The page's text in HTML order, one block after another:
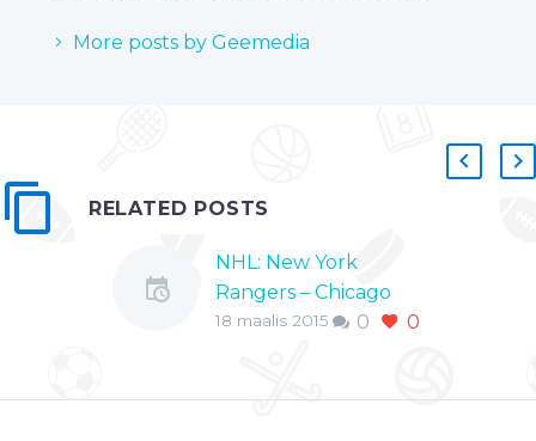
More posts by Geemedia
RELATED POSTS
NHL: New York
Rangers – Chicago
Blackhawks
0 0
18 maalis 2015